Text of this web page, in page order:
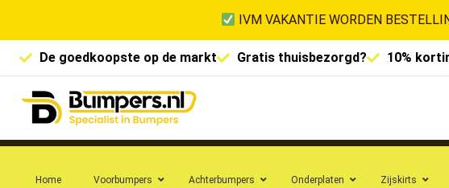
IVM VAKANTIE WORDEN
De goedkoopste op de markt Gratis thuisbezorgd? 10%
Home Voorbumpers Achterbumpers Onderplaten Zijskirts